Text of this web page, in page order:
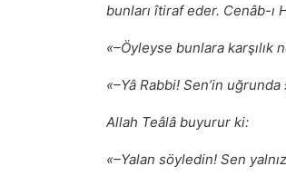
bunları îtiraf eder. Cenâb-ı
«–Öyleyse bunlara karşılık
«–Yâ Rabbi! Senʼin
Allah Teâlâ buyurur ki:
«–Yalan söyledin! Sen